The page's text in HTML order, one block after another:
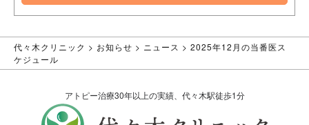
代々木クリニック > お知らせ > ニュース >2025年12月の当番医ス
ケジュール
アトピー治療30年以上の実績、代々木駅徒歩1分